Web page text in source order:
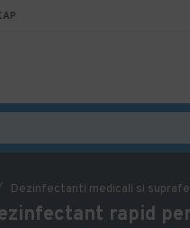
Dezinfectanti medicali si
rapid